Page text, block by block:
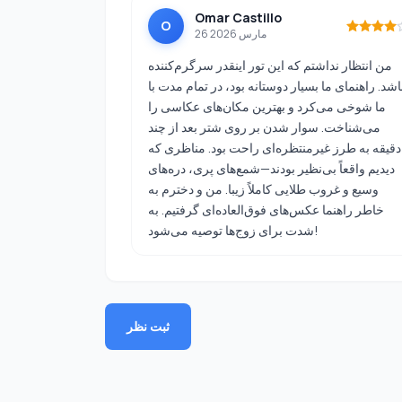
O Omar Castillo
26 مارس 2026
من انتظار نداشتم که این تور اینقدر سرگرم‌کننده
راهنمای ما بسیار دوستانه بود، در تمام مدت با
ما شوخی می‌کرد و بهترین مکان‌های عکاسی را
می‌شناخت. سوار شدن بر روی شتر بعد از چند
دقیقه به طرز غیرمنتظره‌ای راحت بود. مناظری که
دیدیم واقعاً بی‌نظیر بودند—شمع‌های پری، دره‌های
وسیع و غروب طلایی کاملاً زیبا. من و دخترم به
خاطر راهنما عکس‌های فوق‌العاده‌ای گرفتیم. به
شدت برای زوج‌ها توصیه می‌شود!
ثبت نظر